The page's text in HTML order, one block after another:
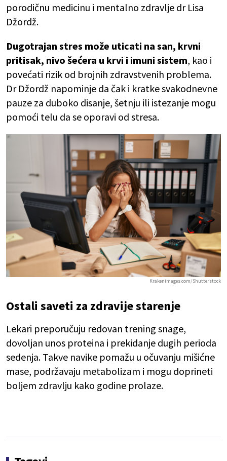
porodičnu medicinu i mentalno zdravlje dr Lisa
Džordž.
Dugotrajan stres može uticati na san, krvni
pritisak, nivo šećera u krvi i imuni sistem, kao i
povećati rizik od brojnih zdravstvenih problema.
Dr Džordž napominje da čak i kratke svakodnevne
pauze za duboko disanje, šetnju ili istezanje mogu
pomoći telu da se oporavi od stresa.
Krakenimages.com/Shutterstock
Ostali saveti za zdravije starenje
Lekari preporučuju redovan trening snage,
dovoljan unos proteina i prekidanje dugih perioda
sedenja. Takve navike pomažu u očuvanju mišićne
mase, podržavaju metabolizam i mogu doprineti
boljem zdravlju kako godine prolaze.